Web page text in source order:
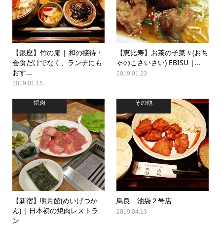
【銀座】竹の庵 | 和の接待・
会食だけでなく、ランチにも
おす...
2019.01.15
【恵比寿】お茶の子菜々(おち
ゃのこさいさい) EBISU |...
2019.01.23
焼肉
【新宿】明月館(めいげつか
ん) | 日本初の焼肉レストラ
ン
その他
鳥良 池袋２号店
2019.04.13